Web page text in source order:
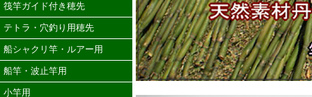
筏竿ガイド付き穂先
テトラ・穴釣り用穂先
船シャクリ竿・ルアー用
船竿・波止竿用
小竿用